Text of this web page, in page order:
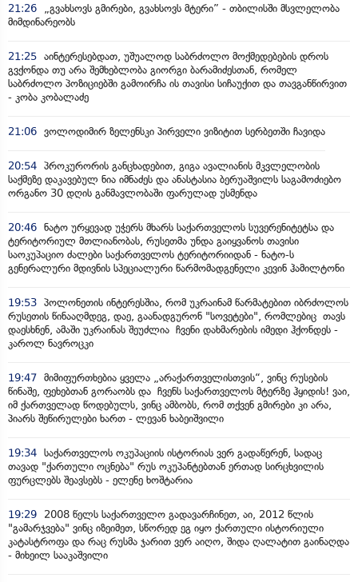
21:26
„გვახსოვს გმირები, გვახსოვს მტერი” - თბილისში მსვლელობა
მიმდინარეობს
21:25 აინტერესებდათ, უშუალოდ საბრძოლო მოქმედებების დროს
გვქონდა თუ არა შემხებლობა გიორგი ბარამიძესთან, რომელ
საბრძოლო პოზიციებში გამოირჩა ის თავისი სიჩაუქით და თავგანწირვით
- კობა კობალაძე
21:06 ვოლოდიმირ ზელენსკი პირველი ვიზიტით სერბეთში ჩავიდა
20:54 პროკურორის განცხადებით, გიგა ავალიანის მკვლელობის
საქმეზე დაკავებულ ნია იმნაძეს და ანასტასია ბერუაშვილს საგამოძიებო
ორგანო 30 დღის განმავლობაში ფარულად უსმენდა
20:46 ნატო ურყევად უჭერს მხარს საქართველოს სუვერენიტეტსა და
ტერიტორიულ მთლიანობას, რუსეთმა უნდა გაიყვანოს თავისი
საოკუპაციო ძალები საქართველოს ტერიტორიიდან - ნატო-ს
გენერალური მდივნის სპეციალური წარმომადგენელი კევინ ჰამილტონი
19:53 პოლონეთის ინტერესშია, რომ უკრაინამ წარმატებით იბრძოლოს
რუსეთის წინააღმდეგ, დაე, გაანადგურონ "სოვეტები", რომლებიც თავს
დაესხნენ, ამაში უკრაინას შეუძლია ჩვენი დახმარების იმედი ჰქონდეს -
კაროლ ნავროცკი
19:47 მიმიფურთხებია ყველა „არაქართველისთვის“, ვინც რუსების
წინაშე, ფეხებთან გორაობს და ჩვენს საქართველოს მტერზე ჰყიდის! ვაი,
იმ ქართველად წოდებულს, ვინც ამბობს, რომ თქვენ გმირები კი არა,
პიარს შეწირულები ხართ - ლევან ხაბეიშვილი
19:34 საქართველოს ოკუპაციის ისტორიას ვერ გადაწერენ, სადაც
თავად "ქართული ოცნება" რუს ოკუპანტებთან ერთად სირცხვილის
ფურცლებს შეავსებს - ელენე ხოშტარია
19:29
2008 წელს საქართველო გადავარჩინეთ, აი, 2012 წლის
"გამარჯვება" ვინც იზეიმეთ, სწორედ ეგ იყო ქართული ისტორიული
კატასტროფა და რაც რუსმა ჯარით ვერ აიღო, შიდა ღალატით გაინაღდა
- მიხეილ სააკაშვილი